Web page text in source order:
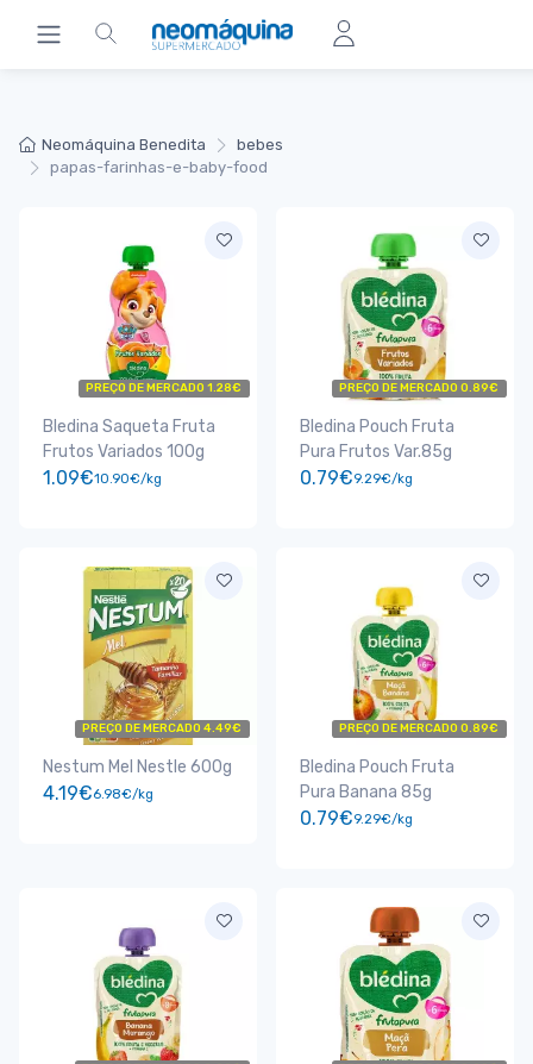
Neomáquina Benedita
bebes
papas-farinhas-e-baby-food
PREÇO DE MERCADO 1.28€
Bledina Saqueta Fruta
Frutos Variados 100g
1.09€10.90€/kg
PREÇO DE MERCADO 0.89€
Bledina Pouch Fruta
Pura Frutos Var.85g
0.79€9.29€/kg
PREÇO DE MERCADO 4.49€
Nestum Mel Nestle 600g
4.19€6.98€/kg
PREÇO DE MERCADO 0.89€
Bledina Pouch Fruta
Pura Banana 85g
0.79€9.29€/kg